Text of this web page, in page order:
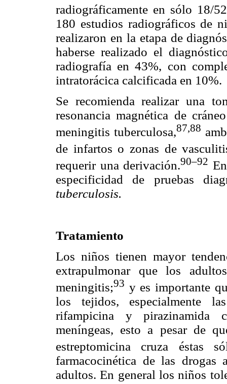
radiográficamente en sólo 18/
180 estudios radiográficos de
realizaron en la etapa de
haberse realizado el
radiografía en 43%, con
intratorácica calcificada en 10%.
Se recomienda realizar una
resonancia magnética de
meningitis tuberculosa,87,88
de infartos o zonas de
requerir una derivación.90–92
especificidad de pruebas
tuberculosis.
Tratamiento
Los niños tienen mayor
extrapulmonar que los
meningitis;93 y es importante
los tejidos, especialmente
rifampicina y pirazinamida
meníngeas, esto a pesar de
estreptomicina cruza éstas
farmacocinética de las drogas
adultos. En general los niños